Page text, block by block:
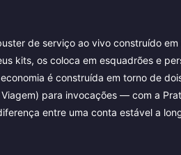
de serviço ao vivo construído
kits, os coloca em esquadrões e
é construída em torno de
para invocações — com a
entre uma conta estável a